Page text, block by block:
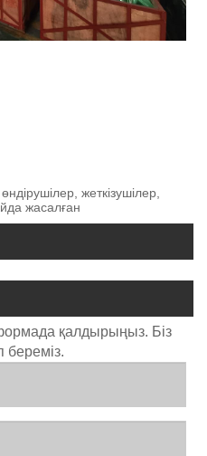
жеткізушілер,
жасалған
қалдырыңыз. Біз
береміз.